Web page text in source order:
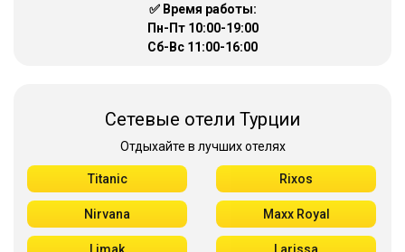
✅ Время работы:
Пн-Пт 10:00-19:00
Сб-Вс 11:00-16:00
Сетевые отели Турции
Отдыхайте в лучших отелях
Titanic Rixos
Nirvana Maxx Royal